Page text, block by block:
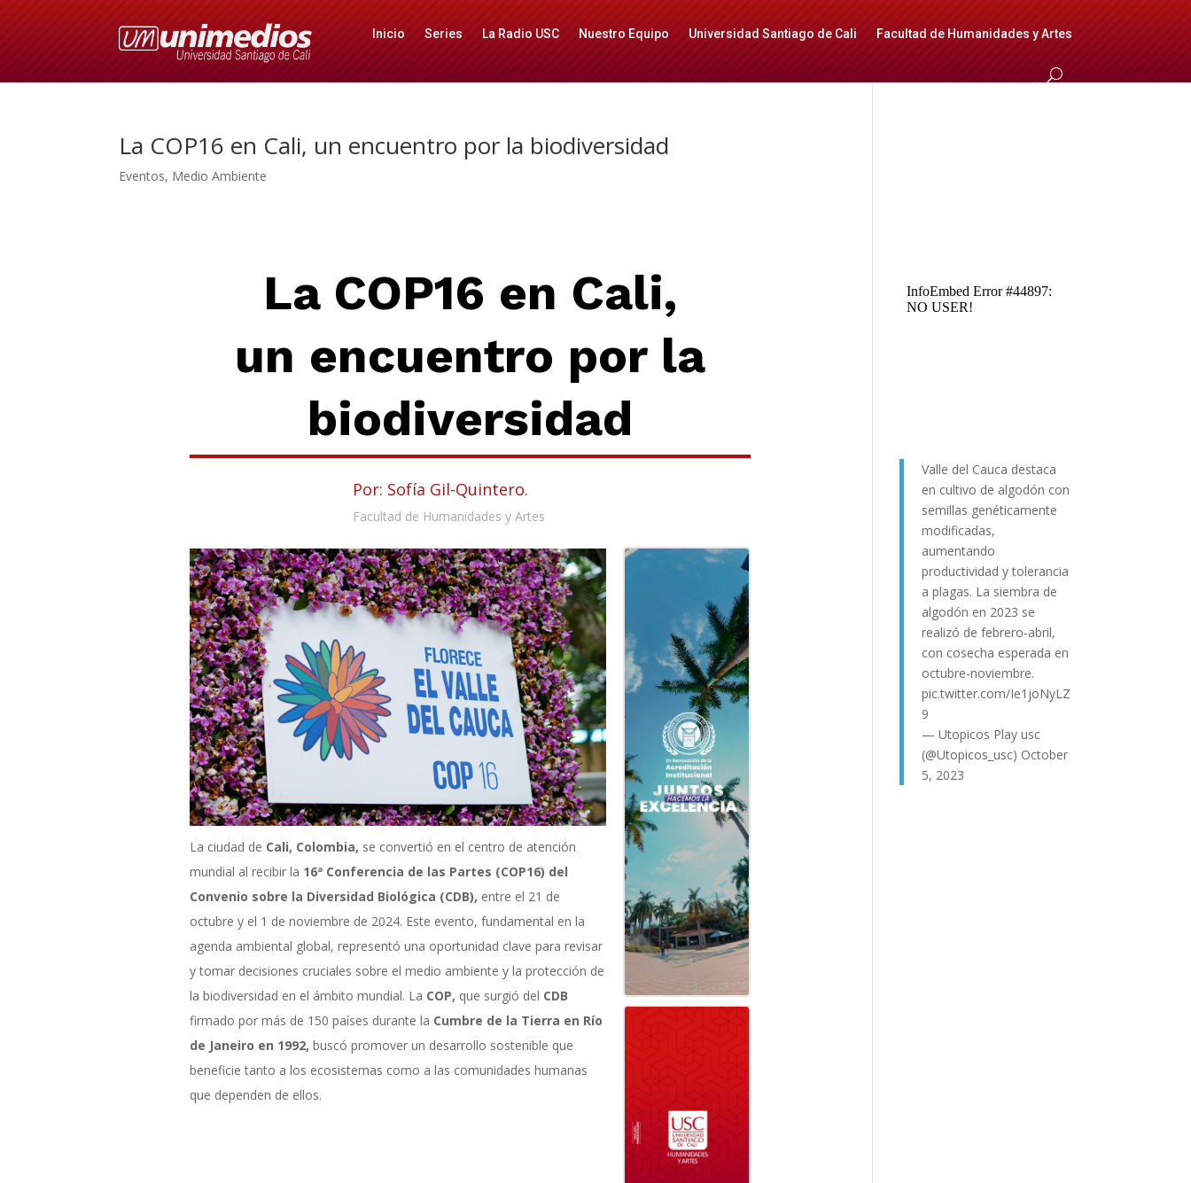
Inicio Series La Radio USC Nuestro Equipo Universidad Santiago de Cali Facultad de Humanidades y Artes
La COP16 en Cali, un encuentro por la biodiversidad
Eventos, Medio Ambiente
La COP16 en Cali,
un encuentro por la
biodiversidad
Por: Sofía Gil-Quintero.
Facultad de Humanidades y Artes
La ciudad de Cali, Colombia, se convertió en el centro de atención
mundial al recibir la 16ª Conferencia de las Partes (COP16) del
Convenio sobre la Diversidad Biológica (CDB), entre el 21 de
octubre y el 1 de noviembre de 2024. Este evento, fundamental en la
agenda ambiental global, representó una oportunidad clave para revisar
y tomar decisiones cruciales sobre el medio ambiente y la protección de
la biodiversidad en el ámbito mundial. La COP, que surgió del CDB
firmado por más de 150 países durante la Cumbre de la Tierra en Río
de Janeiro en 1992, buscó promover un desarrollo sostenible que
beneficie tanto a los ecosistemas como a las comunidades humanas
que dependen de ellos.
Valle del Cauca destaca
en cultivo de algodón con
semillas genéticamente
modificadas,
aumentando
productividad y tolerancia
a plagas. La siembra de
algodón en 2023 se
realizó de febrero-abril,
con cosecha esperada en
octubre-noviembre.
pic.twitter.com/Ie1joNyLZ
9
— Utopicos Play usc
(@Utopicos_usc) October
5, 2023